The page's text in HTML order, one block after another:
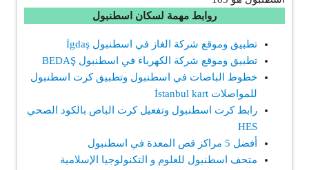
روابط مهمة لسكان اسطنبول
تطبيق وموقع شركة الغاز في اسطنبول İgdaş
تطبيق وموقع شركة الكهرباء في اسطنبول BEDAŞ
خطوط الباصات في اسطنبول وتطبيق كرت اسطنبول
للمواصلات İstanbul kart‏
رابط كرت اسطنبول وتفعيل كرت الباص بالكود الصحي
HES
أفضل 5 مراكز قص المعدة في اسطنبول
متحف اسطنبول للعلوم و التكنولوجيا الإسلامية